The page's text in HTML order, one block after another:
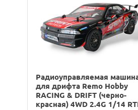
Радиоуправляемая
для дрифта Remo Hobby
RACING & DRIFT (черно-
красная) 4WD 2.4G 1/14